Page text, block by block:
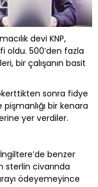
devi KNP,
oldu. 500’den fazla
bir çalışanın basit
sonra fidye
pişmanlığı bir kenara
yer verdiler.
benzer
sterlin civarında
ödeyemeyince